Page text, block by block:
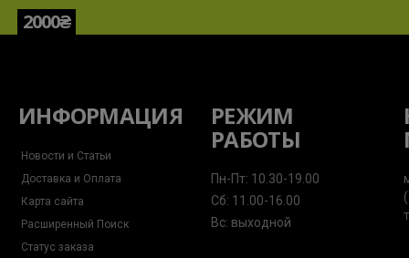
2000₴
ИНФОРМАЦИЯ
Новости и Статьи
Доставка и Оплата
Карта сайта
Расширенный Поиск
Статус заказа
РЕЖИМ
РАБОТЫ
Пн-Пт: 10.30-19.00
Сб: 11.00-16.00
Вс: выходной